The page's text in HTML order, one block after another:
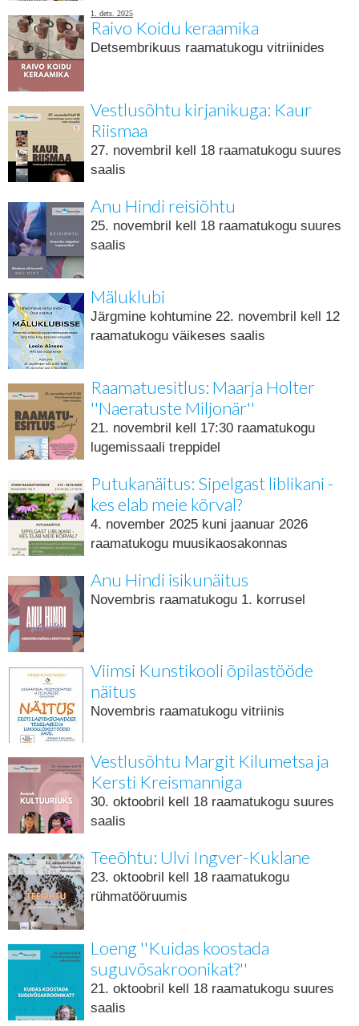
1. dets. 2025
Raivo Koidu keraamika
Detsembrikuus raamatukogu vitriinides
Vestlusõhtu kirjanikuga: Kaur
Riismaa
27. novembril kell 18 raamatukogu suures
saalis
Anu Hindi reisiõhtu
25. novembril kell 18 raamatukogu suures
saalis
Mäluklubi
Järgmine kohtumine 22. novembril kell 12
raamatukogu väikeses saalis
Raamatuesitlus: Maarja Holter
''Naeratuste Miljonär''
21. novembril kell 17:30 raamatukogu
lugemissaali treppidel
Putukanäitus: Sipelgast liblikani -
kes elab meie kõrval?
4. november 2025 kuni jaanuar 2026
raamatukogu muusikaosakonnas
Anu Hindi isikunäitus
Novembris raamatukogu 1. korrusel
Viimsi Kunstikooli õpilastööde
näitus
Novembris raamatukogu vitriinis
Vestlusõhtu Margit Kilumetsa ja
Kersti Kreismanniga
30. oktoobril kell 18 raamatukogu suures
saalis
Teeõhtu: Ulvi Ingver-Kuklane
23. oktoobril kell 18 raamatukogu
rühmatööruumis
Loeng ''Kuidas koostada
suguvõsakroonikat?''
21. oktoobril kell 18 raamatukogu suures
saalis